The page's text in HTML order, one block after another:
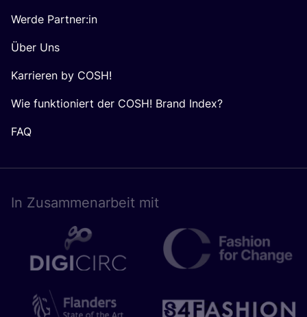
Werde Partner:in
Über Uns
Karrieren by COSH!
Wie funktioniert der COSH! Brand Index?
FAQ
In Zusam­men­ar­beit mit